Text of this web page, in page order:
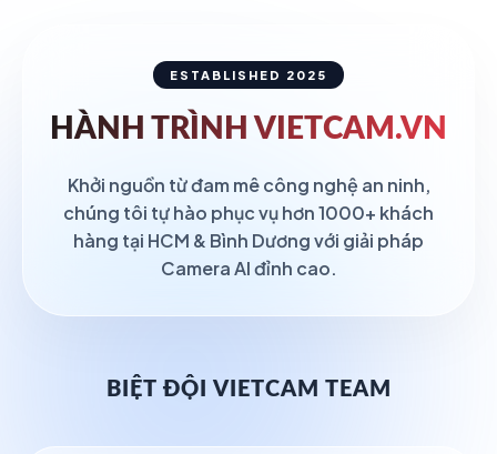
ESTABLISHED 2025
HÀNH TRÌNH VIETCAM.VN
Khởi nguồn từ đam mê công nghệ an ninh,
chúng tôi tự hào phục vụ hơn 1000+ khách
hàng tại HCM & Bình Dương với giải pháp
Camera AI đỉnh cao.
BIỆT ĐỘI VIETCAM TEAM